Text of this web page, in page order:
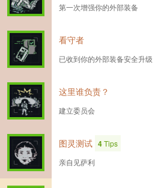
第一次增强你的外部装备
看守者
已收到你的外部装备安全升级
这里谁负责？
建立委员会
图灵测试 4Tips
亲自见萨利